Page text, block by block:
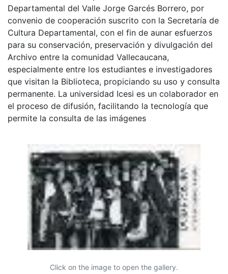
Departamental del Valle Jorge Garcés Borrero, por
convenio de cooperación suscrito con la Secretaría de
Cultura Departamental, con el fin de aunar esfuerzos
para su conservación, preservación y divulgación del
Archivo entre la comunidad Vallecaucana,
especialmente entre los estudiantes e investigadores
que visitan la Biblioteca, propiciando su uso y consulta
permanente. La universidad Icesi es un colaborador en
el proceso de difusión, facilitando la tecnología que
permite la consulta de las imágenes
Click on the image to open the gallery.